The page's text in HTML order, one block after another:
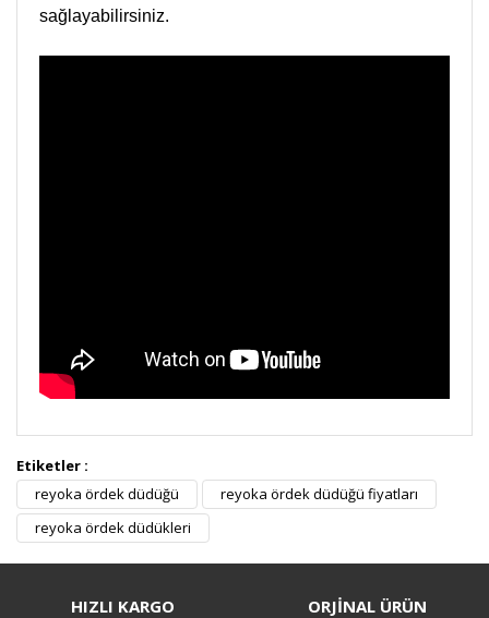
sağlayabilirsiniz.
Reyoka duduk
S.a reyoka çift dilli duduk almak istiyorum yeni
Etiketler :
reyoka ördek düdüğü
reyoka ördek düdüğü fiyatları
reyoka ördek düdükleri
HIZLI KARGO ORJİNAL ÜRÜN